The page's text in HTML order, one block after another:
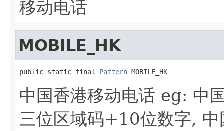
移动电话
MOBILE_HK
public static final Pattern MOBILE_HK
中国香港移动电话 eg:
三位区域码+10位数字,